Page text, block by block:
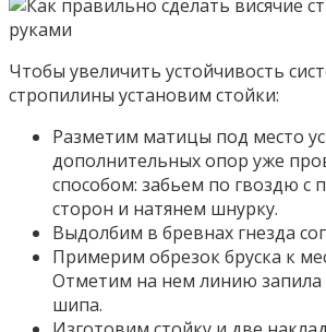
Чтобы увеличить устойчивость
стропилины установим стойки:
Разметим матицы под место
дополнительных опор уже
способом: забьем по гвоздю с
сторон и натянем шнурку.
Выдолбим в бревнах гнезда
Примерим обрезок бруска к
Отметим на нем линию запила
шипа.